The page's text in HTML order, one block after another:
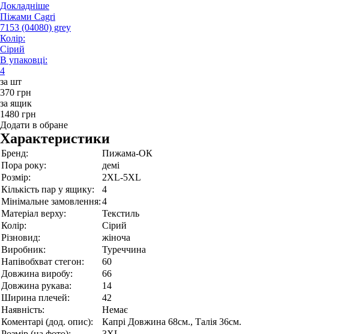
Докладніше
Піжами Cagri
7153 (04080) grey
Колір:
Сірий
В упаковці:
4
за шт
370 грн
за ящик
1480 грн
Додати в обране
Характеристики
Бренд:
Пижама-ОК
Пора року:
демі
Розмір:
2XL-5XL
Кількість пар у ящику:
4
Мінімальне замовлення:4
Матеріал верху:
Текстиль
Колір:
Сірий
Різновид:
жіноча
Виробник:
Туреччина
Напівобхват стегон:
60
Довжина виробу:
66
Довжина рукава:
14
Ширина плечей:
42
Наявність:
Немає
Коментарі (дод. опис):
Капрі Довжина 68см., Талія 36см.